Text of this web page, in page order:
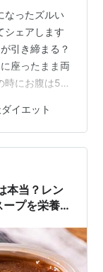
なったズルい
シェアします
引き締まる？
座ったまま両
時にお腹は5秒
としてその時
おへそ。足首
左右3回ずつ
もスッキリし
ウエストがな
イエット
本当？レン
プを栄養士